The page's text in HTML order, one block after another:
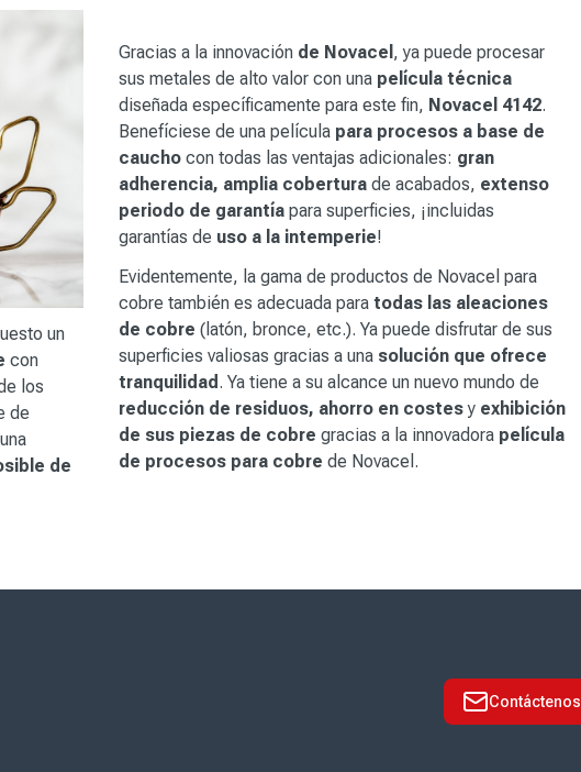
un
con
los
de
de
Gracias a la innovación de Novacel , ya puede procesar
sus metales de alto valor con una película técnica
diseñada específicamente para este fin, Novacel 4142.
Benefíciese de una película para procesos a base de
cauchocon todas las ventajas adicionales: gran
adherencia, amplia coberturade acabados, extenso
periodo de garantía para superficies, ¡incluidas
garantías de uso a la intemperie!
Evidentemente, la gama de productos de Novacel para
cobre también es adecuada para todas las aleaciones
de cobre (latón, bronce, etc.). Ya puede disfrutar de sus
superficies valiosas gracias a una solución que ofrece
tranquilidad . Ya tiene a su alcance un nuevo mundo de
reducción de residuos, ahorro en costesy exhibición
de sus piezas de cobre gracias a la innovadora película
de procesos para cobre de Novacel.
Contáctenos